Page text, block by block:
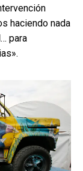
haciendo nada
para